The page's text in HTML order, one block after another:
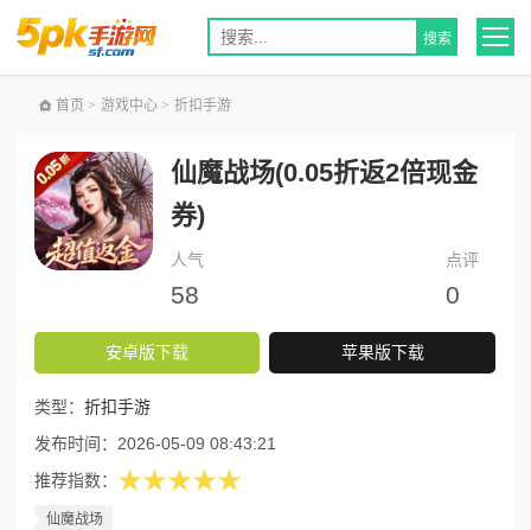
首页 > 游戏中心 > 折扣手游
仙魔战场(0.05折返2倍现金
券)
人气
58
点评
0
安卓版下载 苹果版下载
类型： 折扣手游
发布时间： 2026-05-09 08:43:21
推荐指数： ★★★★★
仙魔战场